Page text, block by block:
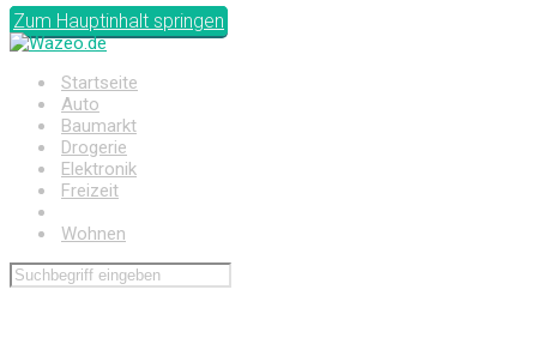
Zum Hauptinhalt springen
Startseite
Auto
Baumarkt
Drogerie
Elektronik
Freizeit
Wohnen